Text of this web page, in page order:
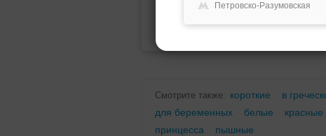
Петровско-Разумовская
Смотрите также: короткие в
для беременных
белые красные
принцесса
пышные